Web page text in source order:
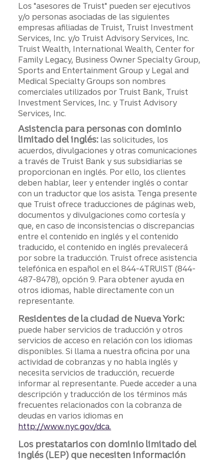
Los "asesores de Truist" pueden ser ejecutivos
y/o personas asociadas de las siguientes
empresas afiliadas de Truist, Truist Investment
Services, Inc. y/o Truist Advisory Services, Inc.
Truist Wealth, International Wealth, Center for
Family Legacy, Business Owner Specialty Group,
Sports and Entertainment Group y Legal and
Medical Specialty Groups son nombres
comerciales utilizados por Truist Bank, Truist
Investment Services, Inc. y Truist Advisory
Services, Inc.
Asistencia para personas con dominio
limitado del inglés: las solicitudes, los
acuerdos, divulgaciones y otras comunicaciones
a través de Truist Bank y sus subsidiarias se
proporcionan en inglés. Por ello, los clientes
deben hablar, leer y entender inglés o contar
con un traductor que los asista. Tenga presente
que Truist ofrece traducciones de páginas web,
documentos y divulgaciones como cortesía y
que, en caso de inconsistencias o discrepancias
entre el contenido en inglés y el contenido
traducido, el contenido en inglés prevalecerá
por sobre la traducción. Truist ofrece asistencia
telefónica en español en el 844-4TRUIST (844-
487-8478), opción 9. Para obtener ayuda en
otros idiomas, hable directamente con un
representante.
Residentes de la ciudad de Nueva York:
puede haber servicios de traducción y otros
servicios de acceso en relación con los idiomas
disponibles. Si llama a nuestra oficina por una
actividad de cobranzas y no habla inglés y
necesita servicios de traducción, recuerde
informar al representante. Puede acceder a una
descripción y traducción de los términos más
frecuentes relacionados con la cobranza de
deudas en varios idiomas en
http://www.nyc.gov/dca.
Los prestatarios con dominio limitado del
inglés (LEP) que necesiten información